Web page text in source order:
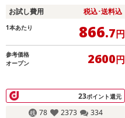
お試し費用 税込･送料込
1本あたり 866.7円
参考価格
オープン
2600円
23ポイント還元
78 2373 334